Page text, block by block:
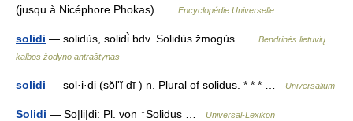
(jusqu à Nicéphore Phokas) …
Encyclopédie Universelle
solidi — solidùs, solidi̇̀ bdv. Solidùs žmogùs …
Bendrinės lietuvių
kalbos žodyno antraštynas
solidi — sol·i·di (sŏlʹĭ dī ) n. Plural of solidus. * * * … Universalium
Solidi — So|li|di: Pl. von ↑Solidus … Universal-Lexikon